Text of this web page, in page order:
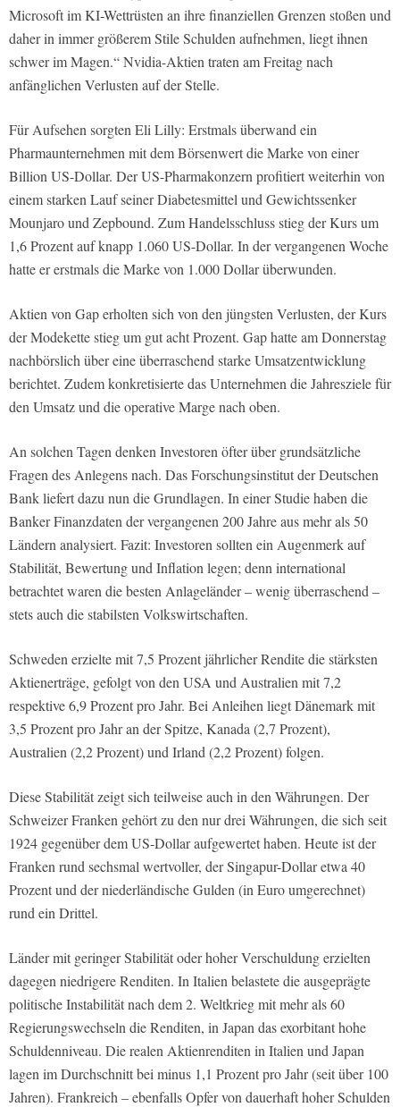
Microsoft im KI-Wettrüsten an ihre finanziellen Grenzen stoßen und
daher in immer größerem Stile Schulden aufnehmen, liegt ihnen
schwer im Magen.“ Nvidia-Aktien traten am Freitag nach
anfänglichen Verlusten auf der Stelle.
Für Aufsehen sorgten Eli Lilly: Erstmals überwand ein
Pharmaunternehmen mit dem Börsenwert die Marke von einer
Billion US-Dollar. Der US-Pharmakonzern profitiert weiterhin von
einem starken Lauf seiner Diabetesmittel und Gewichtssenker
Mounjaro und Zepbound. Zum Handelsschluss stieg der Kurs um
1,6 Prozent auf knapp 1.060 US-Dollar. In der vergangenen Woche
hatte er erstmals die Marke von 1.000 Dollar überwunden.
Aktien von Gap erholten sich von den jüngsten Verlusten, der Kurs
der Modekette stieg um gut acht Prozent. Gap hatte am Donnerstag
nachbörslich über eine überraschend starke Umsatzentwicklung
berichtet. Zudem konkretisierte das Unternehmen die Jahresziele für
den Umsatz und die operative Marge nach oben.
An solchen Tagen denken Investoren öfter über grundsätzliche
Fragen des Anlegens nach. Das Forschungsinstitut der Deutschen
Bank liefert dazu nun die Grundlagen. In einer Studie haben die
Banker Finanzdaten der vergangenen 200 Jahre aus mehr als 50
Ländern analysiert. Fazit: Investoren sollten ein Augenmerk auf
Stabilität, Bewertung und Inflation legen; denn international
betrachtet waren die besten Anlageländer – wenig überraschend –
stets auch die stabilsten Volkswirtschaften.
Schweden erzielte mit 7,5 Prozent jährlicher Rendite die stärksten
Aktienerträge, gefolgt von den USA und Australien mit 7,2
respektive 6,9 Prozent pro Jahr. Bei Anleihen liegt Dänemark mit
3,5 Prozent pro Jahr an der Spitze, Kanada (2,7 Prozent),
Australien (2,2 Prozent) und Irland (2,2 Prozent) folgen.
Diese Stabilität zeigt sich teilweise auch in den Währungen. Der
Schweizer Franken gehört zu den nur drei Währungen, die sich seit
1924 gegenüber dem US-Dollar aufgewertet haben. Heute ist der
Franken rund sechsmal wertvoller, der Singapur-Dollar etwa 40
Prozent und der niederländische Gulden (in Euro umgerechnet)
rund ein Drittel.
Länder mit geringer Stabilität oder hoher Verschuldung erzielten
dagegen niedrigere Renditen. In Italien belastete die ausgeprägte
politische Instabilität nach dem 2. Weltkrieg mit mehr als 60
Regierungswechseln die Renditen, in Japan das exorbitant hohe
Schuldenniveau. Die realen Aktienrenditen in Italien und Japan
lagen im Durchschnitt bei minus 1,1 Prozent pro Jahr (seit über 100
Jahren). Frankreich – ebenfalls Opfer von dauerhaft hoher Schulden